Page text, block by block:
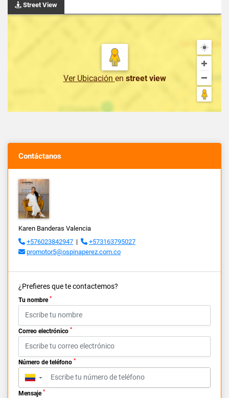
Street View
Ver Ubicación en street view
Contáctanos
Karen Banderas Valencia
+576023842947 |
+573163795027
promotor5@ospinaperez.com.co
¿Prefieres que te contactemos?
Tu nombre *
Correo electrónico *
Número de teléfono *
▼
Mensaje *